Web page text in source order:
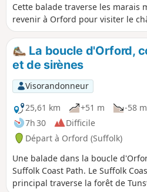
Cette balade traverse les marais
revenir à Orford pour visiter le
La boucle d'Orford,
et de sirènes
Visorandonneur
25,61 km
+51 m
-58 m
7h 30
Difficile
Départ à Orford (Suffolk)
Une balade dans la boucle
Suffolk Coast Path. Le Suffolk
principal traverse la forêt de